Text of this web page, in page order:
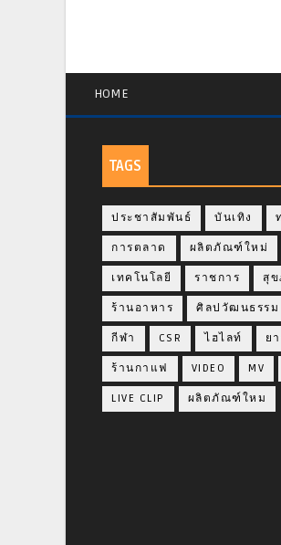
HOME
TAGS
ประชาสัมพันธ์ บันเทิง
การตลาด ผลิตภัณฑ์ใหม่
เทคโนโลยี ราชการ สุข
ร้านอาหาร ศิลปวัฒนธรรม
กีฬา CSR ไฮไลท์ ย
ร้านกาแฟ VIDEO MV
LIVE CLIP ผลิตภัณฑ์ใหม